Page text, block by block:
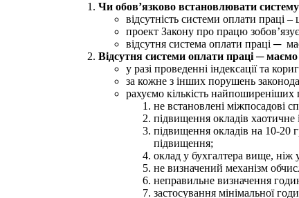
Чи обов’язково встановлювати
відсутність системи оплати праці
проект Закону про працю
відсутня система оплати праці ─
Відсутня системи оплати праці ─
у разі проведенні індексації та
за кожне з інших порушень
рахуємо кількість
не встановлені міжпосадові
підвищення окладів хаотичне
підвищення окладів на 10-20
підвищення;
оклад у бухгалтера вище,
не визначений механізм
неправильне визначення
застосування мінімальної